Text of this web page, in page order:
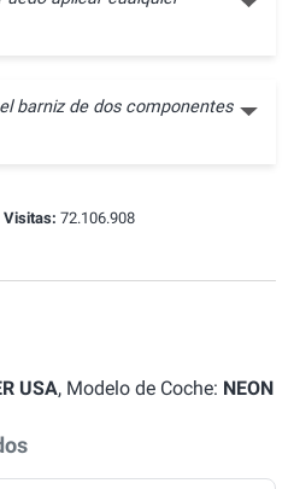
barniz de dos componentes
Visitas: 72.106.908
USA, Modelo de Coche: NEON